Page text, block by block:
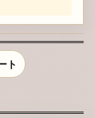
ト